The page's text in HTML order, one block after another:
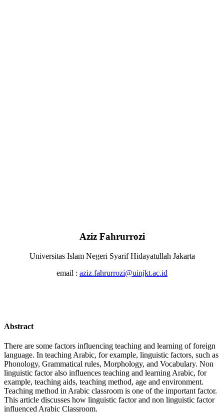
Aziz Fahrurrozi
Universitas Islam Negeri Syarif Hidayatullah Jakarta
email : aziz.fahrurrozi@uinjkt.ac.id
Abstract
There are some factors influencing teaching and learning of foreign
language. In teaching Arabic, for example, linguistic factors, such as
Phonology, Grammatical rules, Morphology, and Vocabulary. Non
linguistic factor also influences teaching and learning Arabic, for
example, teaching aids, teaching method, age and environment.
Teaching method in Arabic classroom is one of the important factor.
This article discusses how linguistic factor and non linguistic factor
influenced Arabic Classroom.